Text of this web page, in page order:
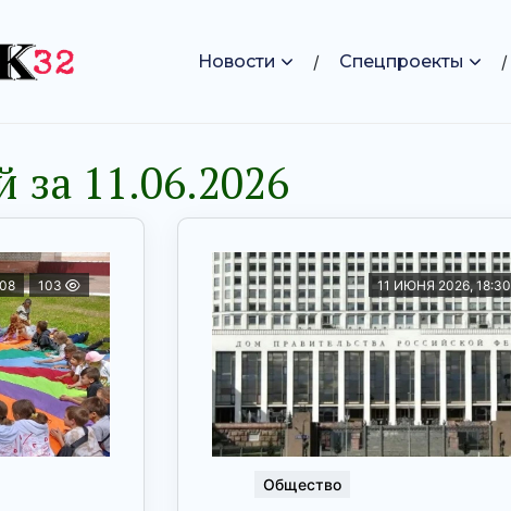
Новости Спецпроекты
за 11.06.2026
103 11 ИЮНЯ 2026, 18:30
Общество